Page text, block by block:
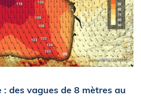
des vagues de 8 mètres au